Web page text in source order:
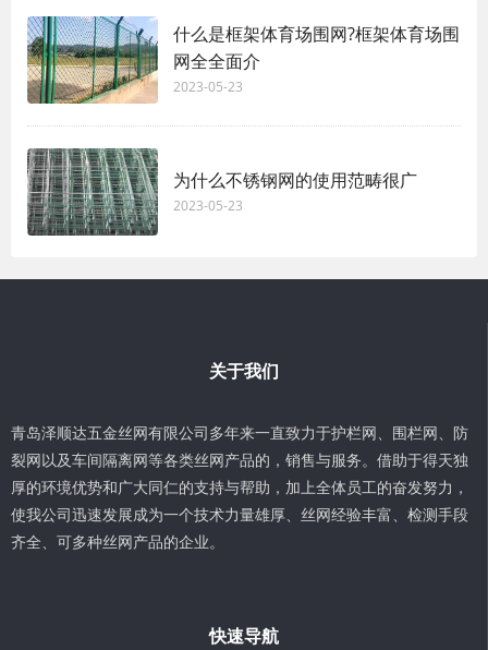
什么是框架体育场围网?框架体育场围
网全全面介
2023-05-23
为什么不锈钢网的使用范畴很广
2023-05-23
关于我们
青岛泽顺达五金丝网有限公司多年来一直致力于护栏网、围栏网、防
裂网以及车间隔离网等各类丝网产品的，销售与服务。借助于得天独
厚的环境优势和广大同仁的支持与帮助，加上全体员工的奋发努力，
使我公司迅速发展成为一个技术力量雄厚、丝网经验丰富、检测手段
齐全、可多种丝网产品的企业。
快速导航